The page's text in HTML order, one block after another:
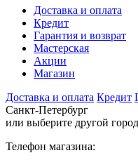
Доставка и оплата
Кредит
Гарантия и возврат
Мастерская
Акции
Магазин
Доставка и оплата Кредит
Санкт-Петербург
или выберите другой город
Телефон магазина: